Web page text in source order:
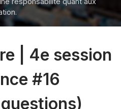
| 4e session
#16